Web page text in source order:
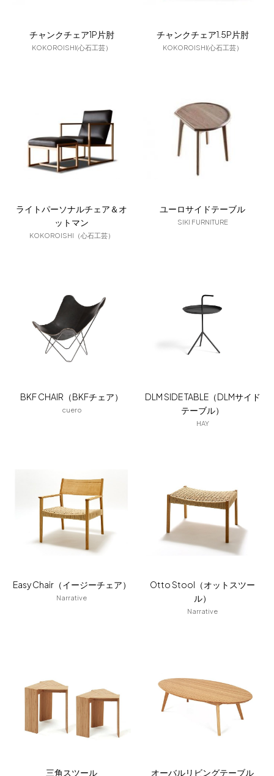
チャンクチェア1P片肘
KOKOROISHI(心石工芸）
チャンクチェア1.5P片肘
KOKOROISHI(心石工芸）
ライトパーソナルチェア＆オ
ットマン
KOKOROISHI（心石工芸）
ユーロサイドテーブル
SIKI FURNITURE
BKF CHAIR（BKFチェア）
cuero
DLM SIDE TABLE（DLMサイド
テーブル）
HAY
Easy Chair（イージーチェア）
Narrative
Otto Stool（オットスツー
ル）
Narrative
三角スツール オーバルリビングテーブル